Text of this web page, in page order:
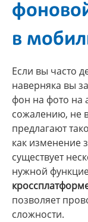
в
Если вы часто
наверняка вы
фон на фото на
сожалению, не
предлагают
как изменение
существует
нужной
позволяет
сложности.